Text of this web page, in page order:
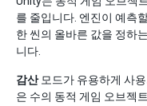
를 줄입니다. 엔진이 예측
한 씬의 올바른 값을 정하
니다.
감산모드가 유용하게 사
은 수의 동적 게임 오브젝